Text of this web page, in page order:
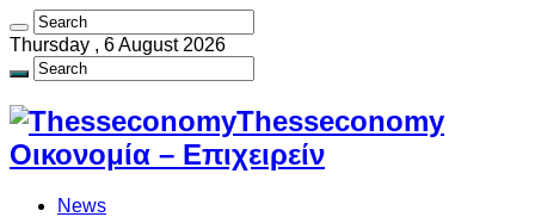
Thursday , 6 August 2026
Thesseconomy
Οικονομία – Επιχειρείν
News